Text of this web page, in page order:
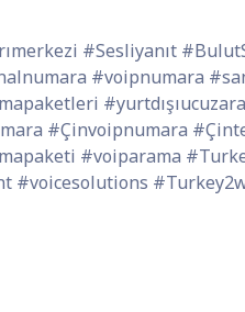
#Sesliyanıt
#voipnumara
#Çinvoipnumara
#voiparama